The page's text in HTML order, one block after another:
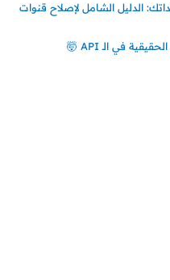
الدليل الشامل لإصلاح قنوات